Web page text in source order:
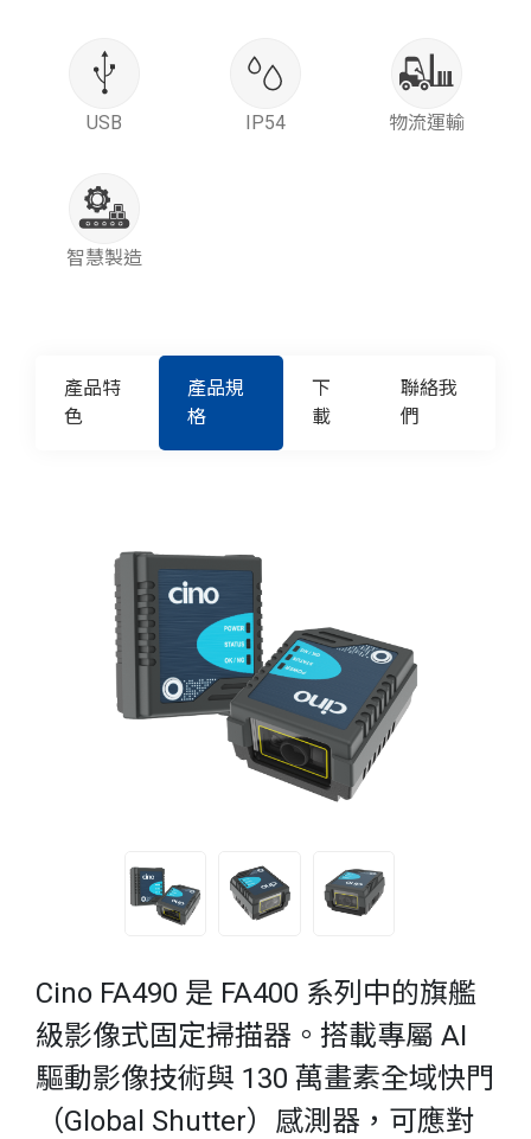
USB IP54 物流運輸
智慧製造
產品特
色
產品規
格
下
載
聯絡我
們
Cino FA490 是 FA400 系列中的旗艦
級影像式固定掃描器。搭載專屬 AI
驅動影像技術與 130 萬畫素全域快門
（Global Shutter）感測器，可應對